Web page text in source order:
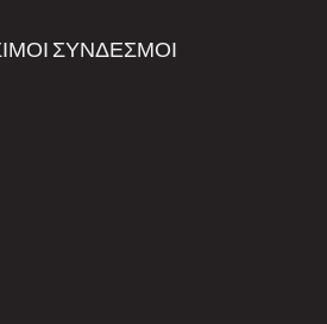
ΣΥΝΔΕΣΜΟΙ